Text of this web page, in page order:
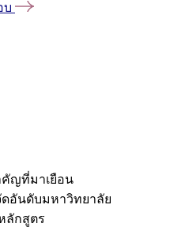
บ
ญที่มาเยือน
ดอันดับมหาวิทยาลัย
ลักสูตร